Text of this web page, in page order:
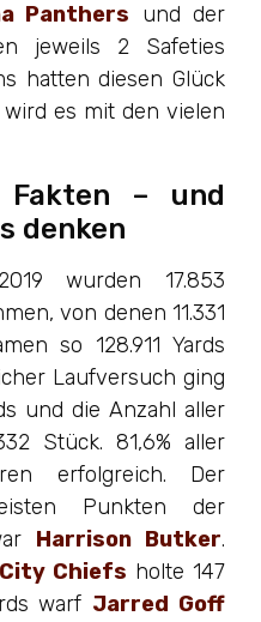
Panthers und der
jeweils 2 Safeties
hatten diesen Glück
es mit den vielen
Fakten – und
denken
wurden 17.853
von denen 11.331
so 128.911 Yards
Laufversuch ging
und die Anzahl aller
Stück. 81,6% aller
erfolgreich. Der
Punkten der
Harrison Butker.
Chiefs holte 147
warf Jarred Goff